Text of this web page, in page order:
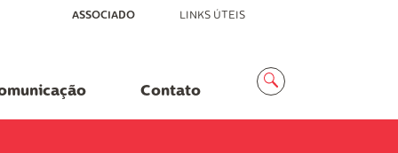
MenuASSOCIADO LINKS ÚTEIS
Contato
Busca